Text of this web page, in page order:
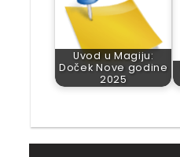
Uvod u Magiju:
Doček Nove godine
2025